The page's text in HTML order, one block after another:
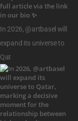
In 2026, @artbasel will
expand its universe to
Qat